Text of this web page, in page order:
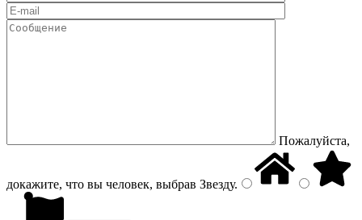
Пожалуйста,
докажите, что вы человек, выбрав Звезду.